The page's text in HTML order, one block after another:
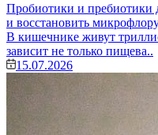
Пробиотики и
и восстановить
В кишечнике живут
зависит не только пищева..
15.07.2026